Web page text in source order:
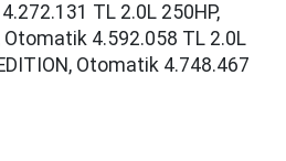
TL 2.0L 250HP,
Otomatik 4.592.058 TL 2.0L
Otomatik 4.748.467